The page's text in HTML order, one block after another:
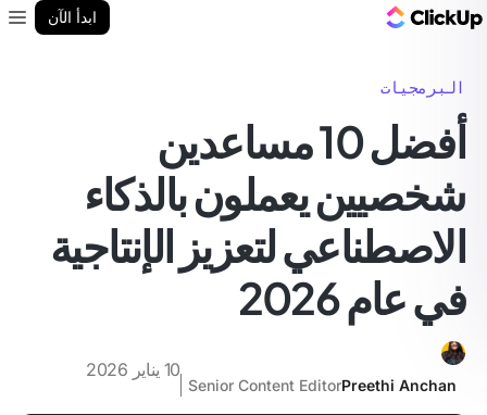
ابدأ الآن
البرمجيات
أفضل 10 مساعدين
شخصيين يعملون بالذكاء
الاصطناعي لتعزيز الإنتاجية
في عام 2026
Preethi Anchan
Senior Content Editor
10 يناير 2026